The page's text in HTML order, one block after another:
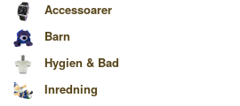
Accessoarer
Barn
Hygien & Bad
Inredning